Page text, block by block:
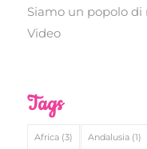
Siamo un popolo di
Video
Tags
Africa(3) Andalusia(1)